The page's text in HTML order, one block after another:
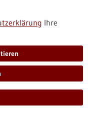
nützlich sein
DZNE und des
(HIH) an der
erhöhte Werte
Proteins (pTau) auch
vorkommen, die
Ihre